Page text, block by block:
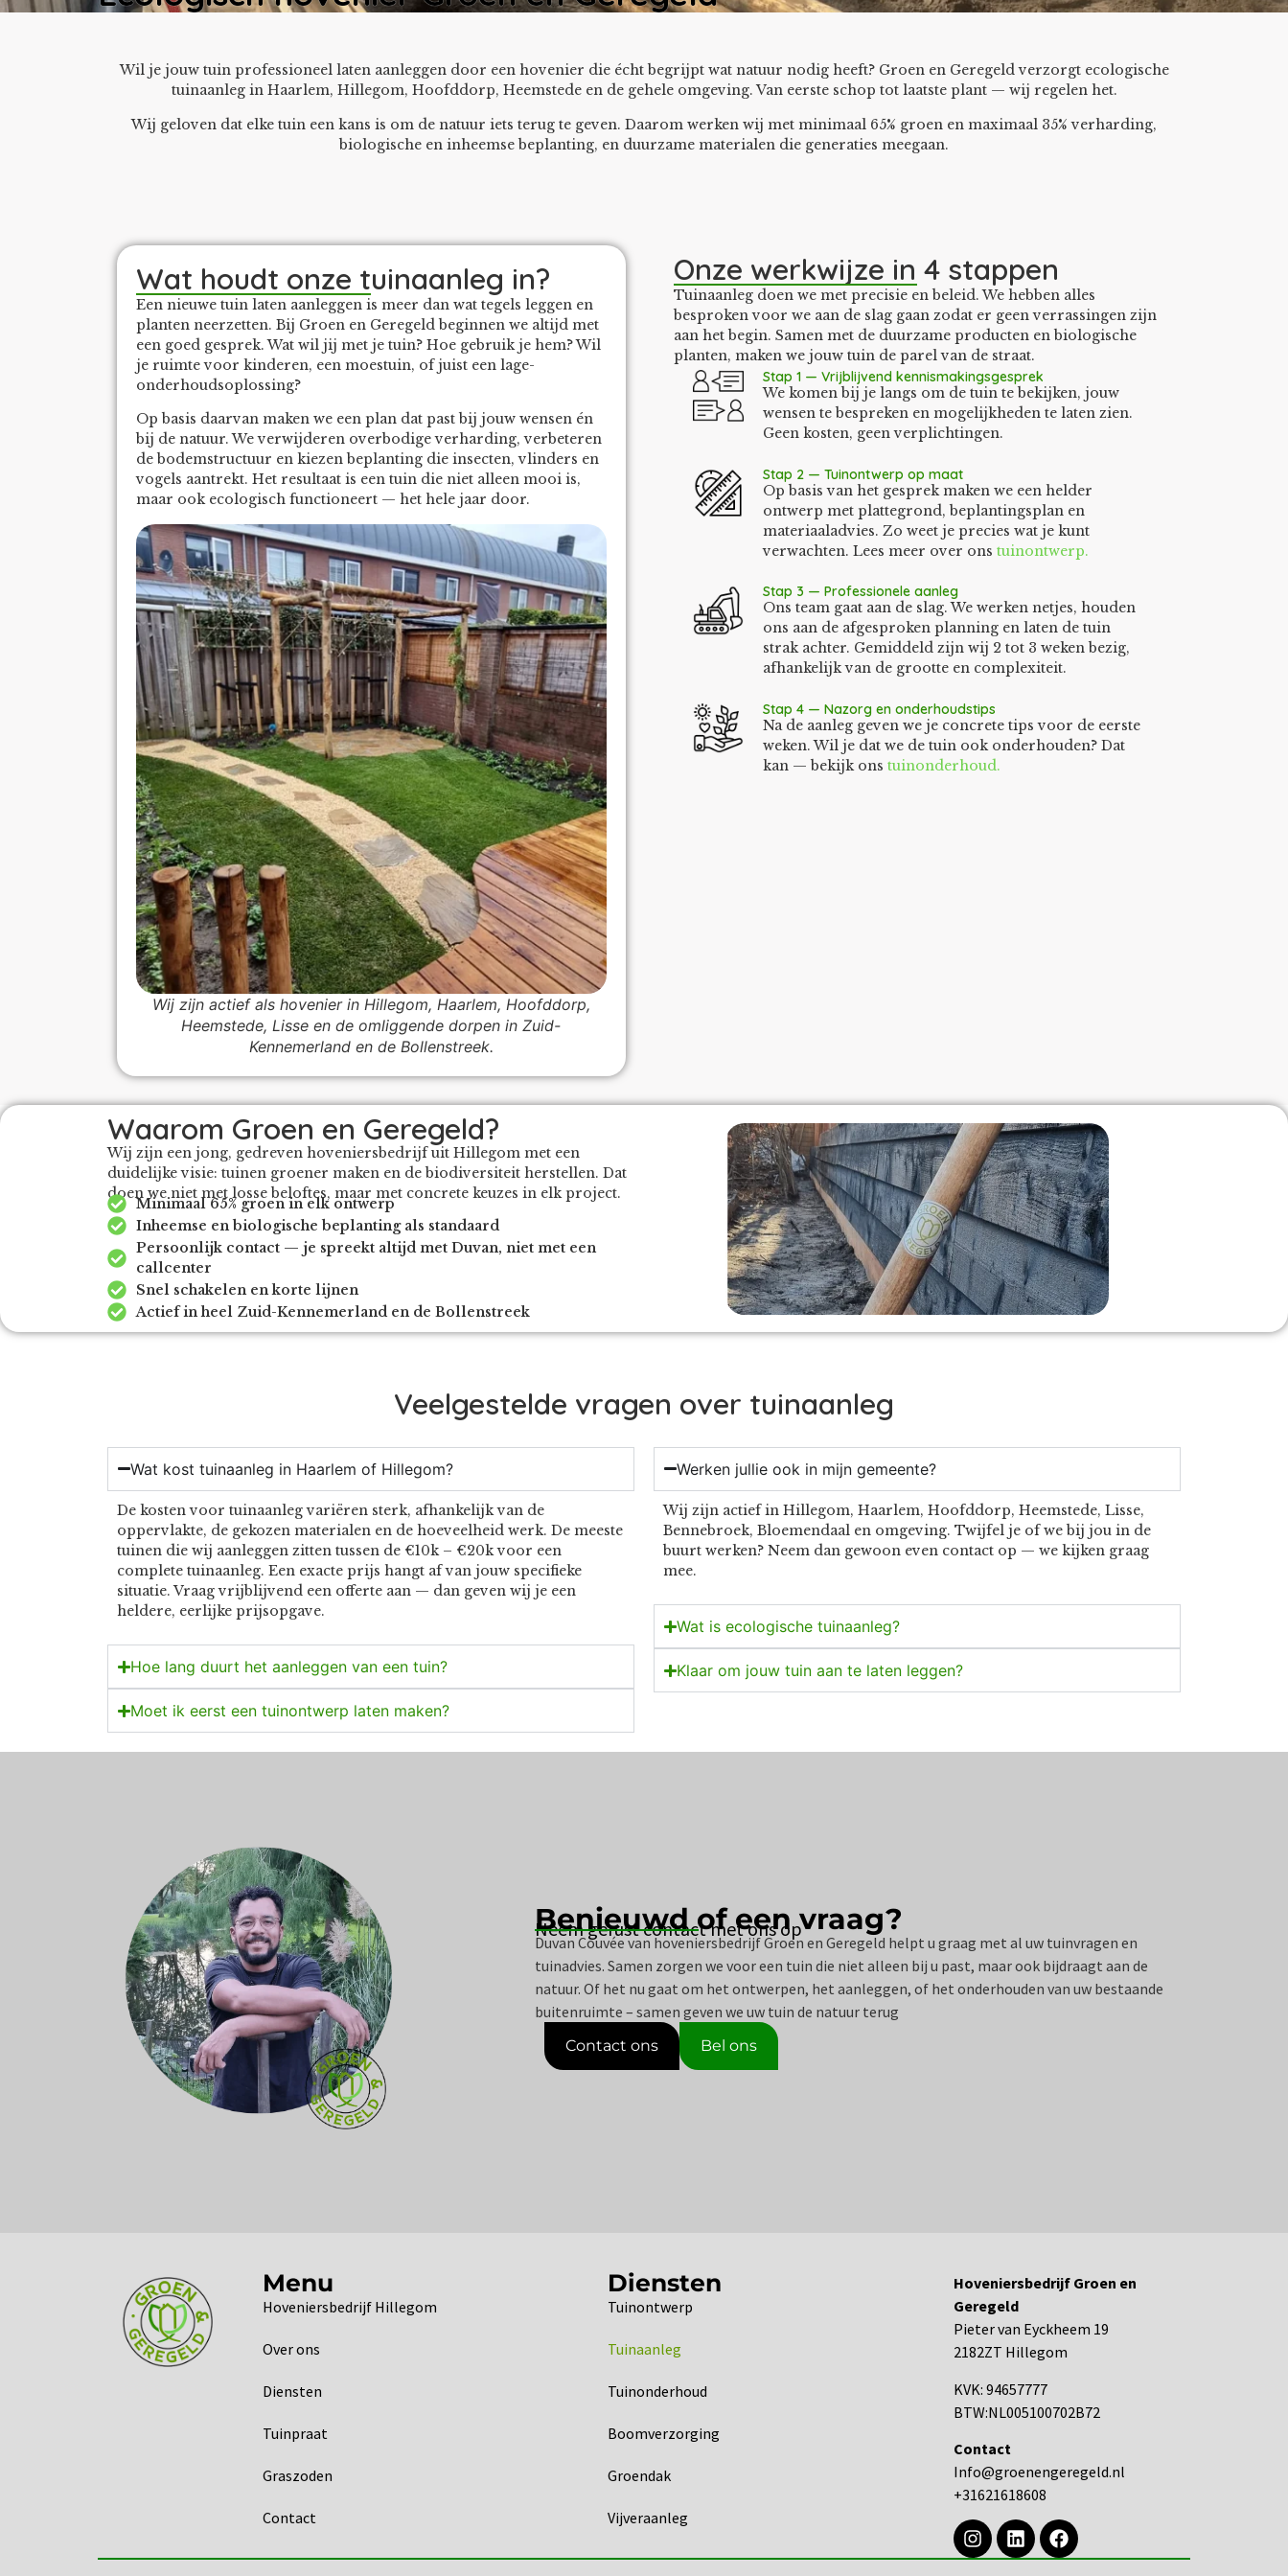
Wil je jouw tuin professioneel laten aanleggen door een hovenier die écht begrijpt wat natuur nodig heeft? Groen en Geregeld verzorgt ecologische
tuinaanleg in Haarlem, Hillegom, Hoofddorp, Heemstede en de gehele omgeving. Van eerste schop tot laatste plant — wij regelen het.
Wij geloven dat elke tuin een kans is om de natuur iets terug te geven. Daarom werken wij met minimaal 65% groen en maximaal 35% verharding,
biologische en inheemse beplanting, en duurzame materialen die generaties meegaan.
Wat houdt onze tuinaanleg in?
Een nieuwe tuin laten aanleggen is meer dan wat tegels leggen en
planten neerzetten. Bij Groen en Geregeld beginnen we altijd met
een goed gesprek. Wat wil jij met je tuin? Hoe gebruik je hem? Wil
je ruimte voor kinderen, een moestuin, of juist een lage-
onderhoudsoplossing?
Op basis daarvan maken we een plan dat past bij jouw wensen én
bij de natuur. We verwijderen overbodige verharding, verbeteren
de bodemstructuur en kiezen beplanting die insecten, vlinders en
vogels aantrekt. Het resultaat is een tuin die niet alleen mooi is,
maar ook ecologisch functioneert — het hele jaar door.
Wij zijn actief als hovenier in Hillegom, Haarlem, Hoofddorp,
Heemstede, Lisse en de omliggende dorpen in Zuid-
Kennemerland en de Bollenstreek.
Onze werkwijze in 4 stappen
Tuinaanleg doen we met precisie en beleid. We hebben alles
besproken voor we aan de slag gaan zodat er geen verrassingen zijn
aan het begin. Samen met de duurzame producten en biologische
planten, maken we jouw tuin de parel van de straat.
Stap 1 — Vrijblijvend kennismakingsgesprek
We komen bij je langs om de tuin te bekijken, jouw
wensen te bespreken en mogelijkheden te laten zien.
Geen kosten, geen verplichtingen.
Stap 2 — Tuinontwerp op maat
Op basis van het gesprek maken we een helder
ontwerp met plattegrond, beplantingsplan en
materiaaladvies. Zo weet je precies wat je kunt
verwachten. Lees meer over onstuinontwerp.
Stap 3 — Professionele aanleg
Ons team gaat aan de slag. We werken netjes, houden
ons aan de afgesproken planning en laten de tuin
strak achter. Gemiddeld zijn wij 2 tot 3 weken bezig,
afhankelijk van de grootte en complexiteit.
Stap 4 — Nazorg en onderhoudstips
Na de aanleg geven we je concrete tips voor de eerste
weken. Wil je dat we de tuin ook onderhouden? Dat
kan — bekijk ons tuinonderhoud.
Waarom Groen en Geregeld?
Wij zijn een jong, gedreven hoveniersbedrijf uit Hillegom met een
duidelijke visie: tuinen groener maken en de biodiversiteit herstellen. Dat
doen we niet met losse beloftes, maar met concrete keuzes in elk project.
Minimaal 65% groen in elk ontwerp
Inheemse en biologische beplanting als standaard
Persoonlijk contact — je spreekt altijd met Duvan, niet met een
callcenter
Snel schakelen en korte lijnen
Actief in heel Zuid-Kennemerland en de Bollenstreek
Veelgestelde vragen over tuinaanleg
Wat kost tuinaanleg in Haarlem of Hillegom?
De kosten voor tuinaanleg variëren sterk, afhankelijk van de
oppervlakte, de gekozen materialen en de hoeveelheid werk. De meeste
tuinen die wij aanleggen zitten tussen de €10k – €20k voor een
complete tuinaanleg. Een exacte prijs hangt af van jouw specifieke
situatie. Vraag vrijblijvend een offerte aan — dan geven wij je een
heldere, eerlijke prijsopgave.
Hoe lang duurt het aanleggen van een tuin?
Moet ik eerst een tuinontwerp laten maken?
Werken jullie ook in mijn gemeente?
Wij zijn actief in Hillegom, Haarlem, Hoofddorp, Heemstede, Lisse,
Bennebroek, Bloemendaal en omgeving. Twijfel je of we bij jou in de
buurt werken? Neem dan gewoon even contact op — we kijken graag
mee.
Wat is ecologische tuinaanleg?
Klaar om jouw tuin aan te laten leggen?
Benieuwd of een vraag?
Neem gerust contact met ons op
Duvan Couvée van hoveniersbedrijf Groen en Geregeld helpt u graag met al uw tuinvragen en
tuinadvies. Samen zorgen we voor een tuin die niet alleen bij u past, maar ook bijdraagt aan de
natuur. Of het nu gaat om het ontwerpen, het aanleggen, of het onderhouden van uw bestaande
buitenruimte – samen geven we uw tuin de natuur terug
Contact ons Bel ons
Menu
Hoveniersbedrijf Hillegom
Over ons
Diensten
Tuinpraat
Graszoden
Contact
Diensten
Tuinontwerp
Tuinaanleg
Tuinonderhoud
Boomverzorging
Groendak
Vijveraanleg
Hoveniersbedrijf Groen en
Geregeld
Pieter van Eyckheem 19
2182ZT Hillegom
KVK: 94657777
BTW:NL005100702B72
Contact
Info@groenengeregeld.nl
+31621618608